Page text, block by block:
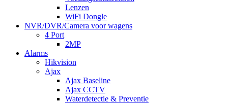
Lenzen
WiFi Dongle
NVR/DVR/Camera voor wagens
4 Port
2MP
Alarms
Hikvision
Ajax
Ajax Baseline
Ajax CCTV
Waterdetectie & Preventie